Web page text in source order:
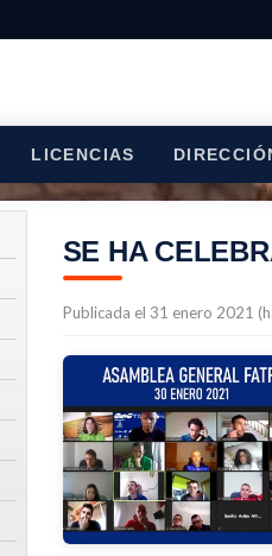
LICENCIAS
SE HA
Publicada el 31 enero 2021